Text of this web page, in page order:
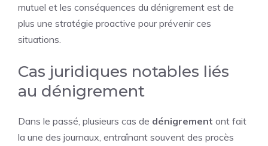
mutuel et les conséquences du dénigrement est de
plus une stratégie proactive pour prévenir ces
situations.
Cas juridiques notables liés
au dénigrement
Dans le passé, plusieurs cas de dénigrement ont fait
la une des journaux, entraînant souvent des procès